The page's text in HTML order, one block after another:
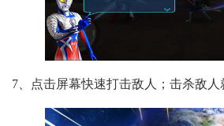
7、点击屏幕快速打击敌人；击杀敌人